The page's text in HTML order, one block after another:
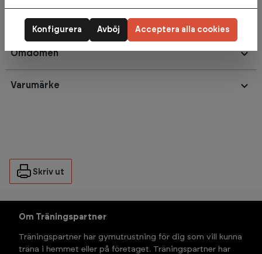
hjälper användare att utföra ensidiga neddragningar.
Omdömen
Varumärke
Skriv ut
Om Träningspartner
Träningspartner har gymutrustning för dig som vill kunna
träna i hemmet eller på företaget. Träningspartner har
Avböj
Konfigurera Acceptera alla cookies